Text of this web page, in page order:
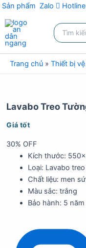
Sản phẩm Zalo Hotline
Nhảy
tới
nội
dung
Tìm
kiếm:
kiếm
Trang chủ » Thiết bị
Lavabo Treo
Giá tốt
30% OFF
Kích thước:
Loại: Lavabo
Chất liệu: men sứ
Màu sắc: trắng
Bảo hành: 5 năm